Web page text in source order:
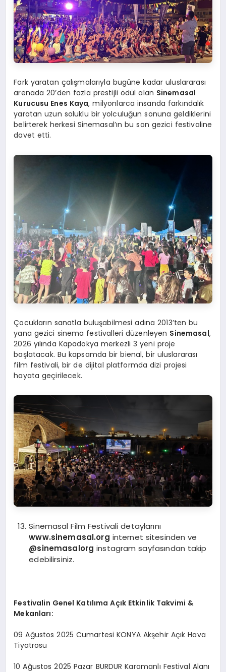
Fark yaratan çalışmalarıyla bugüne kadar uluslararası
arenada 20’den fazla prestijli ödül alan Sinemasal
Kurucusu Enes Kaya, milyonlarca insanda farkındalık
yaratan uzun soluklu bir yolculuğun sonuna geldiklerini
belirterek herkesi Sinemasal’ın bu son gezici festivaline
davet etti.
Çocukların sanatla buluşabilmesi adına 2013’ten bu
yana gezici sinema festivalleri düzenleyen Sinemasal,
2026 yılında Kapadokya merkezli 3 yeni proje
başlatacak. Bu kapsamda bir bienal, bir uluslararası
film festivali, bir de dijital platformda dizi projesi
hayata geçirilecek.
Sinemasal Film Festivali detaylarını
www.sinemasal.org internet sitesinden ve
@sinemasalorg instagram sayfasından takip
edebilirsiniz.
Festivalin Genel Katılıma Açık Etkinlik Takvimi &
Mekanları:
09 Ağustos 2025 Cumartesi KONYA Akşehir Açık Hava
Tiyatrosu
10 Ağustos 2025 Pazar BURDUR Karamanlı Festival Alanı